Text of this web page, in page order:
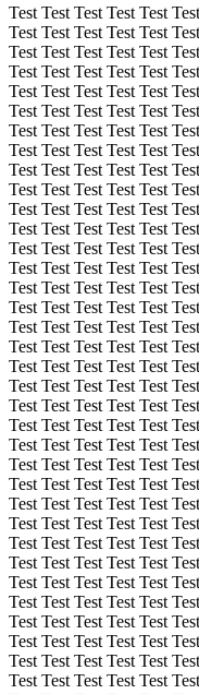
Test Test Test Test Test
Test Test Test Test Test
Test Test Test Test Test
Test Test Test Test Test
Test Test Test Test Test
Test Test Test Test Test
Test Test Test Test Test
Test Test Test Test Test
Test Test Test Test Test
Test Test Test Test Test
Test Test Test Test Test
Test Test Test Test Test
Test Test Test Test Test
Test Test Test Test Test
Test Test Test Test Test
Test Test Test Test Test
Test Test Test Test Test
Test Test Test Test Test
Test Test Test Test Test
Test Test Test Test Test
Test Test Test Test Test
Test Test Test Test Test
Test Test Test Test Test
Test Test Test Test Test
Test Test Test Test Test
Test Test Test Test Test
Test Test Test Test Test
Test Test Test Test Test
Test Test Test Test Test
Test Test Test Test Test
Test Test Test Test Test
Test Test Test Test Test
Test Test Test Test Test
Test Test Test Test Test
Test Test Test Test Test